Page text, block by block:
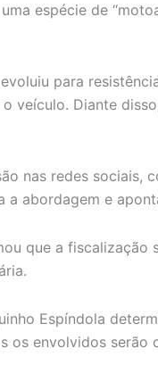
espécie de
para
veículo. Diante
nas redes sociais,
abordagem e
que a fiscalização
Espíndola
os envolvidos serão